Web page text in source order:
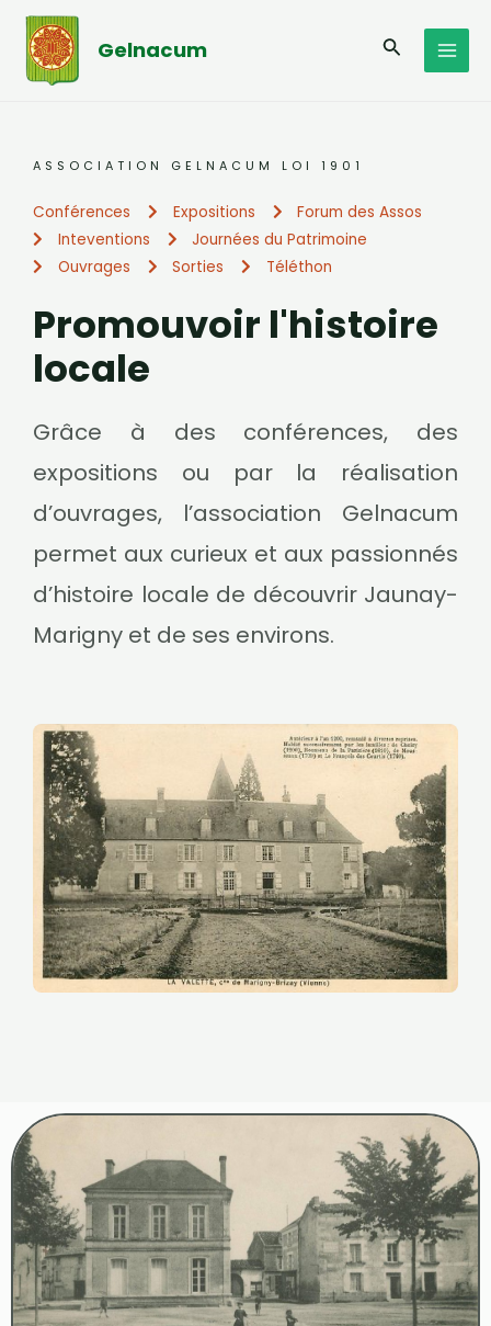
Aller
contenu
Gelnacum
ASSOCIATION GELNACUM LOI 1901
Conférences Expositions
Forum des Assos
Inteventions
Journées du Patrimoine
Ouvrages
Sorties Téléthon
Promouvoir l'histoire
locale
Grâce à des conférences, des
expositions ou par la réalisation
d’ouvrages, l’association Gelnacum
permet aux curieux et aux passionnés
d’histoire locale de découvrir Jaunay-
Marigny et de ses environs.